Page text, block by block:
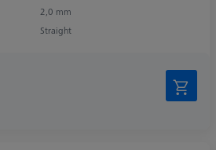
2,0 mm
Straight